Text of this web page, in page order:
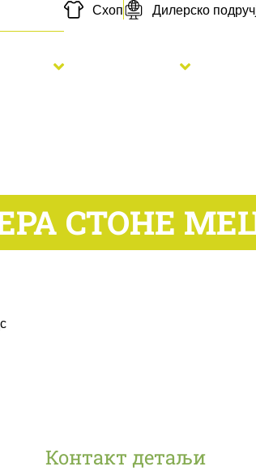
Схоп Дилерско
СТОНЕ
Контакт детаљи